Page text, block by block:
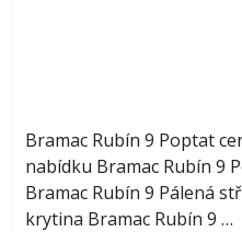
Bramac Rubín 9 Poptat
nabídku Bramac Rubín 9
Bramac Rubín 9 Pálená
krytina Bramac Rubín 9 …